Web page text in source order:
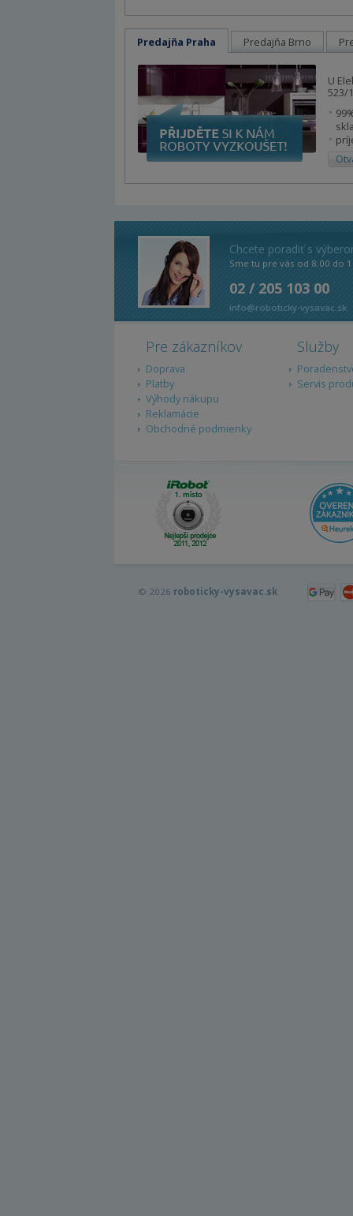
Predajňa Praha Predajňa Brno
U
523/
Chcete poradiť s
Sme tu pre vás od 8:00 do
02 / 205 103 00
info@roboticky-vysavac.sk
Pre zákazníkov
Doprava
Platby
Výhody nákupu
Reklamácie
Obchodné podmienky
Služby
Servis
© 2026 roboticky-vysavac.sk